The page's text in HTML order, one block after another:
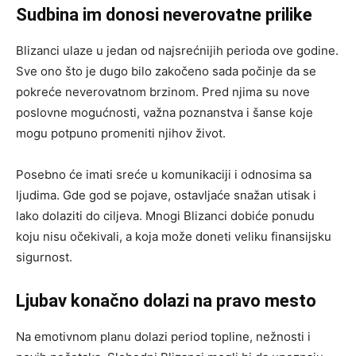
Sudbina im donosi neverovatne prilike
Blizanci ulaze u jedan od najsrećnijih perioda ove godine.
Sve ono što je dugo bilo zakočeno sada počinje da se
pokreće neverovatnom brzinom. Pred njima su nove
poslovne mogućnosti, važna poznanstva i šanse koje
mogu potpuno promeniti njihov život.
Posebno će imati sreće u komunikaciji i odnosima sa
ljudima. Gde god se pojave, ostavljaće snažan utisak i
lako dolaziti do ciljeva. Mnogi Blizanci dobiće ponudu
koju nisu očekivali, a koja može doneti veliku finansijsku
sigurnost.
Ljubav konačno dolazi na pravo mesto
Na emotivnom planu dolazi period topline, nežnosti i